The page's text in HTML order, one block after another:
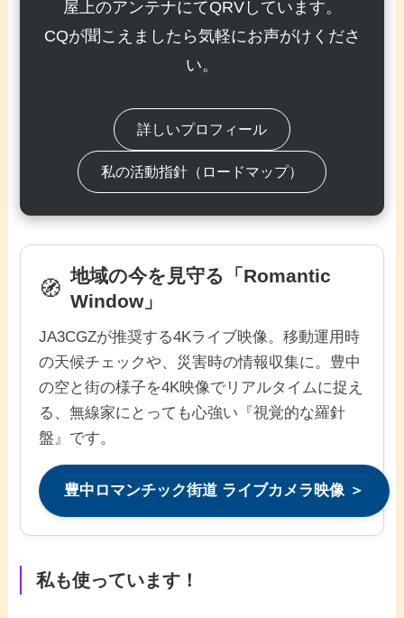
屋上のアンテナにてQRVしています。
CQが聞こえましたら気軽にお声がけくださ
い。
詳しいプロフィール
私の活動指針（ロードマップ）
🧭 地域の今を見守る「Romantic
Window」
JA3CGZが推奨する4Kライブ映像。移動運用時
の天候チェックや、災害時の情報収集に。豊中
の空と街の様子を4K映像でリアルタイムに捉え
る、無線家にとっても心強い『視覚的な羅針
盤』です。
豊中ロマンチック街道 ライブカメラ映像 ＞
私も使っています！